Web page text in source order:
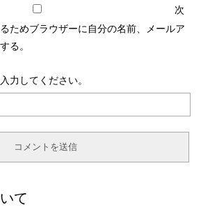
次
ためブラウザーに自分の名前、メールア
る。
力してください。
て